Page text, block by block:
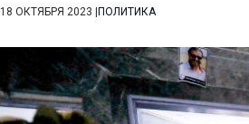
18 ОКТЯБРЯ 2023 ПОЛИТИКА